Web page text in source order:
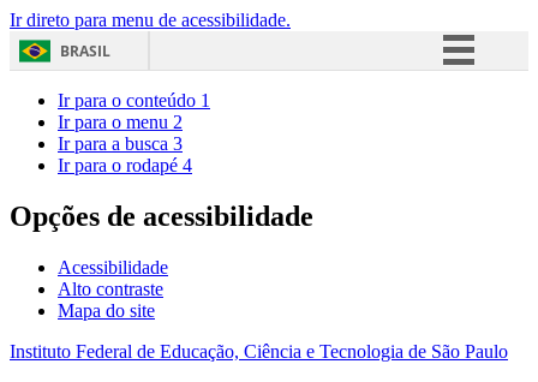
Ir direto para menu de acessibilidade.
BRASIL
Acesso à informação
Ir para o conteúdo 1
Ir para o menu 2
Ir para a busca 3
Ir para o rodapé 4
Opções de acessibilidade
Acessibilidade
Alto contraste
Mapa do site
Instituto Federal de Educação, Ciência e Tecnologia de São Paulo